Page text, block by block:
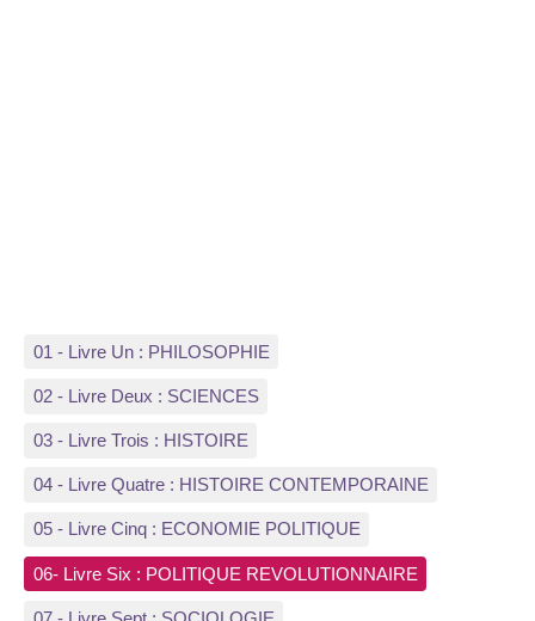
01 - Livre Un : PHILOSOPHIE
02 - Livre Deux : SCIENCES
03 - Livre Trois : HISTOIRE
04 - Livre Quatre : HISTOIRE CONTEMPORAINE
05 - Livre Cinq : ECONOMIE POLITIQUE
06- Livre Six : POLITIQUE REVOLUTIONNAIRE